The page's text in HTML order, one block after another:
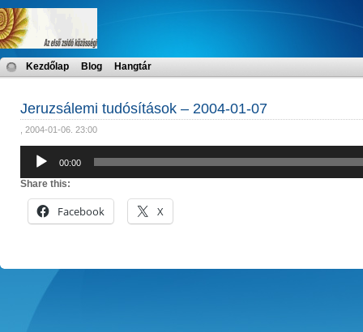
Kezdőlap Blog Hangtár
Jeruzsálemi tudósítások – 2004-01-07
, 2004-01-06. 23:00
Audió
lejátszó
00:00
Share this:
Facebook X